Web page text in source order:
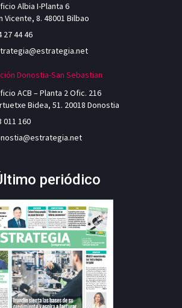
Albia I-Planta 6
Vicente, 8. 48001 Bilbao
27 44 46
Donostia-San Sebastian
ACB – Planta 2 Ofic. 216
Bidea, 51. 20018 Donostia
011 160
periódico